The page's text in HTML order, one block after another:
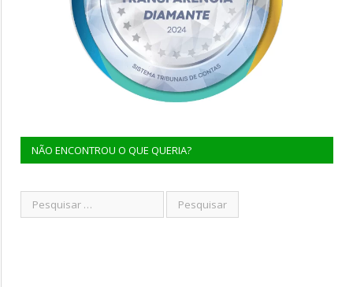
NÃO ENCONTROU O QUE QUERIA?